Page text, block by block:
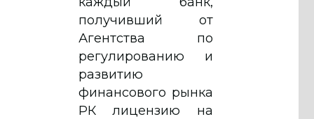
получивший от
Агентства по
регулированию и
развитию
финансового рынка
РК лицензию на